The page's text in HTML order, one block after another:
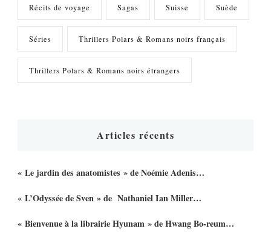
Récits de voyage Sagas Suisse Suède
Séries Thrillers Polars & Romans noirs français
Thrillers Polars & Romans noirs étrangers
Articles récents
« Le jardin des anatomistes » de Noémie Adenis…
« L’Odyssée de Sven » de Nathaniel Ian Miller…
« Bienvenue à la librairie Hyunam » de Hwang Bo-reum…